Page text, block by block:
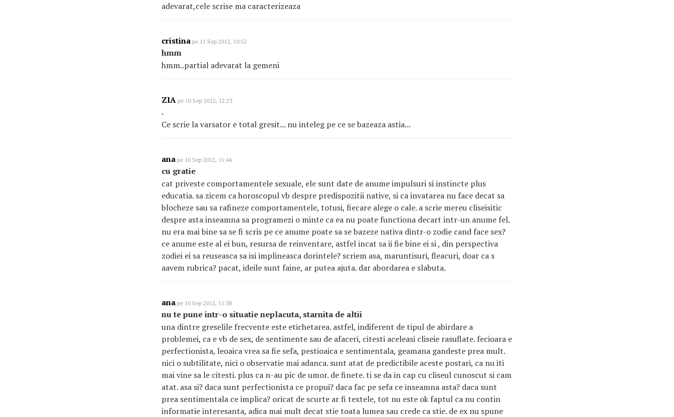
adevarat,cele scrise ma caracterizeaza
cristina pe 11 Sep 2012, 10:52
hmm
hmm..partial adevarat la gemeni
ZIA pe 10 Sep 2012, 12:23
.
Ce scrie la varsator e total gresit... nu inteleg pe ce se bazeaza astia...
ana pe 10 Sep 2012, 11:44
cu gratie
cat priveste comportamentele sexuale, ele sunt date de anume impulsuri si instincte plus
educatia. sa zicem ca horoscopul vb despre predispozitii native, si ca invatarea nu face decat sa
blocheze sau sa rafineze comportamentele, totusi, fiecare alege o cale. a scrie mereu cliseisitic
despre asta inseamna sa programezi o minte ca ea nu poate functiona decart intr-un anume fel.
nu era mai bine sa se fi scris pe ce anume poate sa se bazeze nativa dintr-o zodie cand face sex?
ce anume este al ei bun, resursa de reinventare, astfel incat sa ii fie bine ei si , din perspectiva
zodiei ei sa reuseasca sa isi implineasca dorintele? scriem asa, maruntisuri, fleacuri, doar ca s
aavem rubrica? pacat, ideile sunt faine, ar putea ajuta. dar abordarea e slabuta.
ana pe 10 Sep 2012, 11:38
nu te pune intr-o situatie neplacuta, starnita de altii
una dintre greselile frecvente este etichetarea. astfel, indiferent de tipul de abirdare a
problemei, ca e vb de sex, de sentimente sau de afaceri, citesti aceleasi cliseie rasuflate. fecioara e
perfectionista, leoaica vrea sa fie sefa, pestioaica e sentimentala, geamana gandeste prea mult.
nici o subtilitate, nici o observatie mai adanca. sunt atat de predictibile aceste postari, ca nu iti
mai vine sa le citesti. plus ca n-au pic de umor. de finete. ti se da in cap cu cliseul cunoscut si cam
atat. asa si? daca sunt perfectionista ce propui? daca fac pe sefa ce inseamna asta? daca sunt
prea sentimentala ce implica? oricat de scurte ar fi textele, tot nu este ok faptul ca nu contin
informatie interesanta, adica mai mult decat stie toata lumea sau crede ca stie. de ex nu spune